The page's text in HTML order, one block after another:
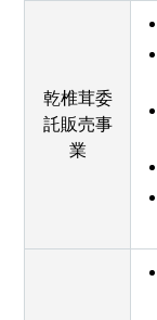
乾椎茸委
託販売事
業